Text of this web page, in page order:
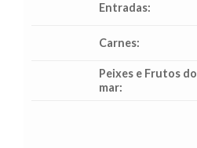
Entradas:
Carnes:
Peixes e Frutos do
mar: